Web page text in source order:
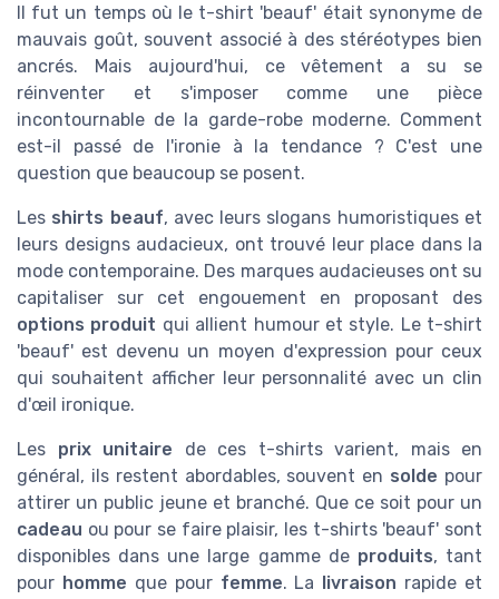
Il fut un temps où le t-shirt 'beauf' était synonyme de
mauvais goût, souvent associé à des stéréotypes bien
ancrés. Mais aujourd'hui, ce vêtement a su se
réinventer et s'imposer comme une pièce
incontournable de la garde-robe moderne. Comment
est-il passé de l'ironie à la tendance ? C'est une
question que beaucoup se posent.
Les shirts beauf, avec leurs slogans humoristiques et
leurs designs audacieux, ont trouvé leur place dans la
mode contemporaine. Des marques audacieuses ont su
capitaliser sur cet engouement en proposant des
options produit qui allient humour et style. Le t-shirt
'beauf' est devenu un moyen d'expression pour ceux
qui souhaitent afficher leur personnalité avec un clin
d'œil ironique.
Les prix unitaire de ces t-shirts varient, mais en
général, ils restent abordables, souvent en solde pour
attirer un public jeune et branché. Que ce soit pour un
cadeau ou pour se faire plaisir, les t-shirts 'beauf' sont
disponibles dans une large gamme de produits, tant
pour homme que pour femme. La livraison rapide et